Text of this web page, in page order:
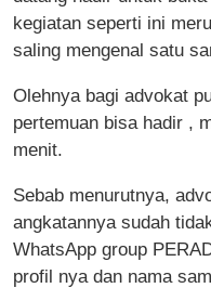
kegiatan seperti ini
saling mengenal satu
Olehnya bagi advokat
pertemuan bisa hadir ,
menit.
Sebab menurutnya,
angkatannya sudah
WhatsApp group
profil nya dan nama